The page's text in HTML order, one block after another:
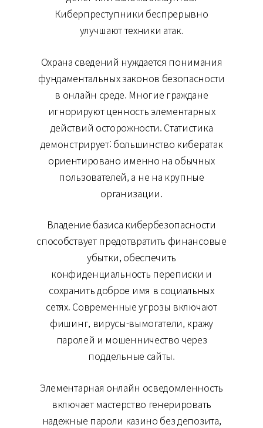
Киберпреступники беспрерывно
улучшают техники атак.
Охрана сведений нуждается понимания
фундаментальных законов безопасности
в онлайн среде. Многие граждане
игнорируют ценность элементарных
действий осторожности. Статистика
демонстрирует: большинство кибератак
ориентировано именно на обычных
пользователей, а не на крупные
организации.
Владение базиса кибербезопасности
способствует предотвратить финансовые
убытки, обеспечить
конфиденциальность переписки и
сохранить доброе имя в социальных
сетях. Современные угрозы включают
фишинг, вирусы-вымогатели, кражу
паролей и мошенничество через
поддельные сайты.
Элементарная онлайн осведомленность
включает мастерство генерировать
надежные пароли казино без депозита,